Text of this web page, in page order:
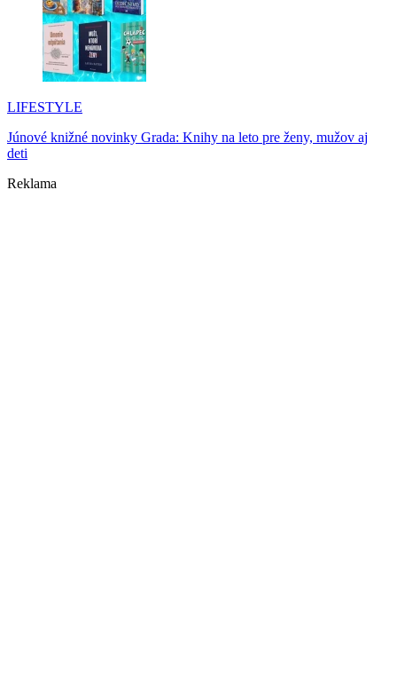
LIFESTYLE
Júnové knižné novinky Grada: Knihy na leto pre ženy, mužov aj
deti
Reklama